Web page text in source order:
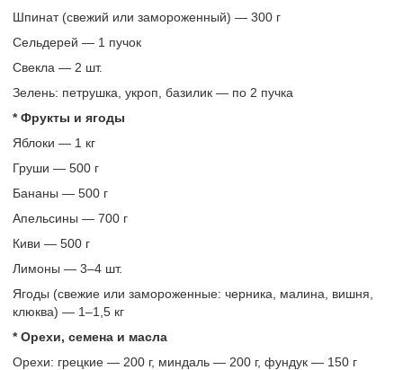
Шпинат (свежий или замороженный) — 300 г
Сельдерей — 1 пучок
Свекла — 2 шт.
Зелень: петрушка, укроп, базилик — по 2 пучка
* Фрукты и ягоды
Яблоки — 1 кг
Груши — 500 г
Бананы — 500 г
Апельсины — 700 г
Киви — 500 г
Лимоны — 3–4 шт.
Ягоды (свежие или замороженные: черника, малина, вишня,
клюква) — 1–1,5 кг
* Орехи, семена и масла
Орехи: грецкие — 200 г, миндаль — 200 г, фундук — 150 г